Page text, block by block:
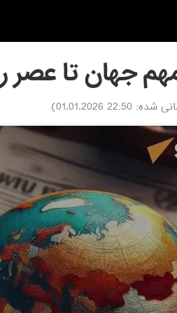
جهان تا عصر
شده: 22:50 01.01.2026
)